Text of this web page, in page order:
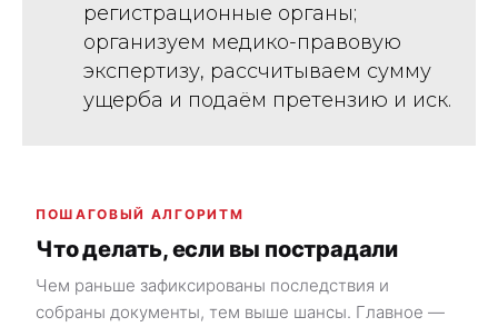
регистрационные органы;
организуем медико-правовую
экспертизу, рассчитываем сумму
ущерба и подаём претензию и иск.
ПОШАГОВЫЙ АЛГОРИТМ
Что делать, если вы пострадали
Чем раньше зафиксированы последствия и
собраны документы, тем выше шансы. Главное —